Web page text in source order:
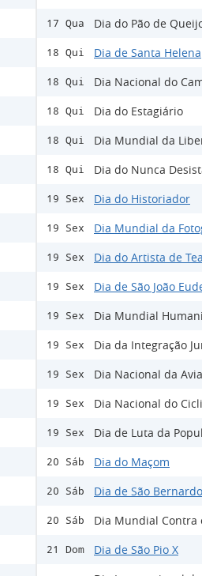
17 Qua Dia do Pão de
18 Qui Dia de Santa Helena
18 Qui Dia Nacional do
18 Qui Dia do Estagiário
18 Qui Dia Mundial da
18 Qui Dia do Nunca
19 Sex Dia do Historiador
19 Sex Dia Mundial da
19 Sex Dia do Artista de
19 Sex Dia de São João
19 Sex Dia Mundial
19 Sex Dia da Integração
19 Sex Dia Nacional da
19 Sex Dia Nacional do
19 Sex Dia de Luta da
20 Sáb Dia do Maçom
20 Sáb Dia de São Bernardo
20 Sáb Dia Mundial Contra
21 Dom Dia de São Pio X